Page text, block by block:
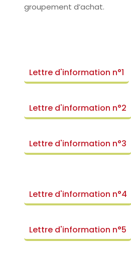
groupement d’achat.
Lettre d'information n°1
Lettre d'information n°2
Lettre d'information n°3
Lettre d'information n°4
Lettre d'information n°5